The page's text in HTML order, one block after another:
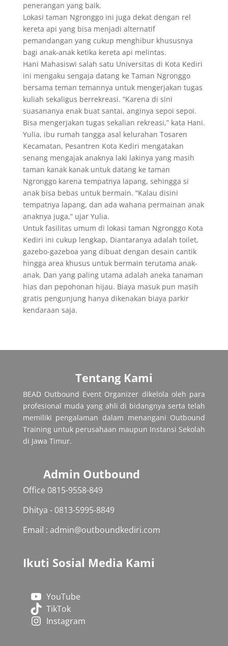
penerangan yang baik.
Lokasi taman Ngronggo ini juga dekat dengan rel
kereta api yang bisa menjadi alternatif
pemandangan yang cukup menghibur khususnya
bagi anak-anak ketika kereta api melintas.
Hani Mahasiswi salah satu Universitas di Kota Kediri
ini mengaku sengaja datang ke Taman Ngronggo
bersama teman temannya untuk mengerjakan tugas
kuliah sekaligus berrekreasi. “Karena di sini
suasananya enak buat santai, anginya sepoi sepoi.
Bisa mengerjakan tugas sekalian rekreasi,” kata Hani.
Yulia, ibu rumah tangga asal kelurahan Tosaren
Kecamatan, Pesantren Kota Kediri mengatakan
senang mengajak anaknya laki lakinya yang masih
taman kanak kanak untuk datang ke taman
Ngronggo karena tempatnya lapang, sehingga si
anak bisa bebas untuk bermain. “Kalau disini
tempatnya lapang, dan ada wahana permainan anak
anaknya juga,” ujar Yulia.
Untuk fasilitas umum di lokasi taman Ngronggo Kota
Kediri ini cukup lengkap, Diantaranya adalah toilet,
gazebo-gazeboa yang dibuat dengan desain cantik
hingga area khusus untuk bermain terutama anak-
anak. Dan yang paling utama adalah aneka tanaman
hias dan pepohonan hijau. Biaya masuk pun masih
gratis pengunjung hanya dikenakan biaya parkir
kendaraan saja.
Tentang Kami
BEAD Outbound Event Organizer dikelola oleh para
profesional muda yang ahli di bidangnya serta telah
memiliki pengalaman dalam menangani Outbound
Training untuk perusahaan maupun Instansi Sekolah
di Jawa Timur.
Admin Outbound
Office 0815-9558-849‬
Dhitya - 0813-5995-8849
Email : admin@outboundkediri.com
Ikuti Sosial Media Kami
YouTube
TikTok
Instagram